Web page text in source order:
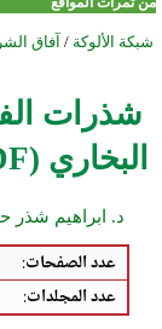
شبكة الألوكة / آفاق
شذرات
البخاري (PDF)
د. ابراهيم شذر
عدد الصفحات:
عدد المجلدات: